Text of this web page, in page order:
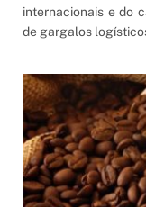
internacionais e do
de gargalos